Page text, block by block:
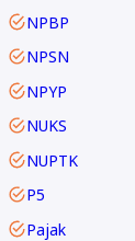
NPBP
NPSN
NPYP
NUKS
NUPTK
P5
Pajak